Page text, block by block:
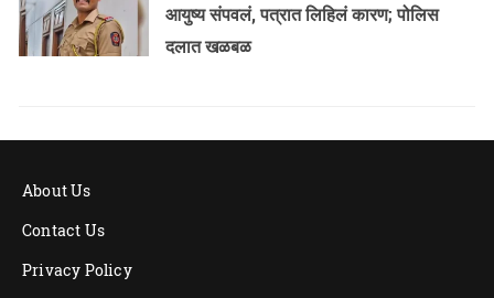
आयुष्य संपवलं, पत्रात लिहिलं कारण; पोलिस
दलात खळबळ
About Us
Contact Us
Privacy Policy